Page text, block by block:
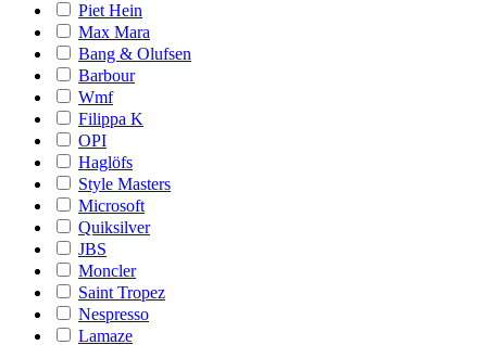
Piet Hein
Max Mara
Bang & Olufsen
Barbour
Wmf
Filippa K
OPI
Haglöfs
Style Masters
Microsoft
Quiksilver
JBS
Moncler
Saint Tropez
Nespresso
Lamaze